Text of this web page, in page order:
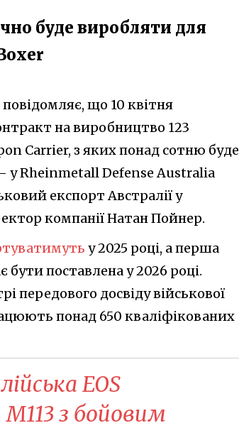
буде виробляти для
що 10 квітня
на виробництво 123
Carrier, з яких понад сотню буде
Rheinmetall Defense Australia
експорт Австралії у
компанії Натан Пойнер.
у 2025 році, а перша
поставлена у 2026 році.
передового досвіду військової
понад 650 кваліфікованих
EOS
з бойовим